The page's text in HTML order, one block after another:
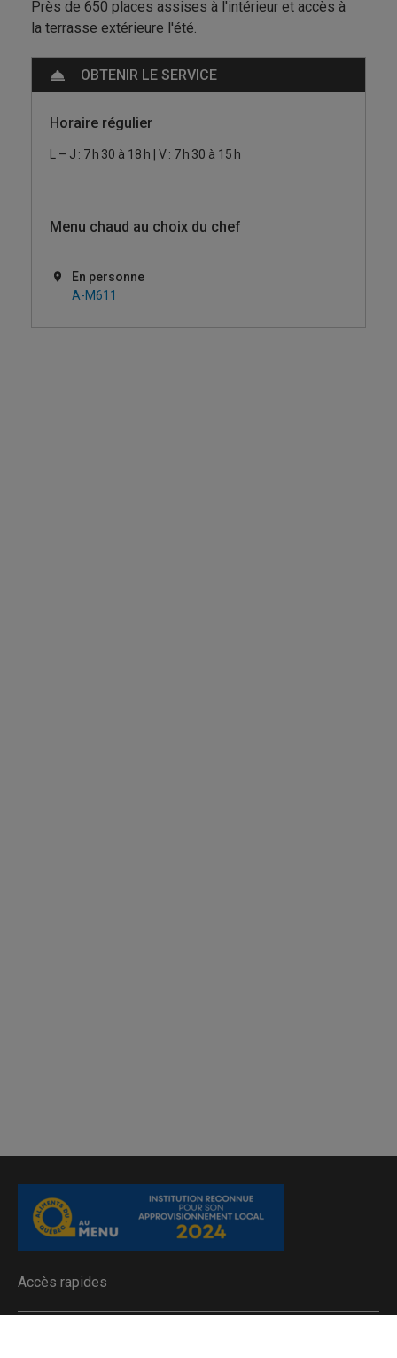
Accès rapides
Près de 650 places assises à l'intérieur et accès à
la terrasse extérieure l'été.
OBTENIR LE SERVICE
Horaire régulier
L – J : 7 h 30 à 18 h | V : 7 h 30 à 15 h
Menu chaud au choix du chef
En personne
A-M611